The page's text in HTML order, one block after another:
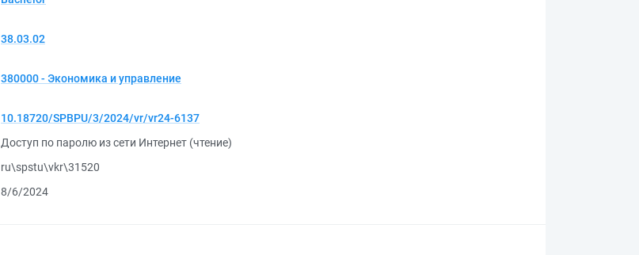
38.03.02
380000 - Экономика и управление
10.18720/SPBPU/3/2024/vr/vr24-6137
Доступ по паролю из сети Интернет (чтение)
ru\spstu\vkr\31520
8/6/2024